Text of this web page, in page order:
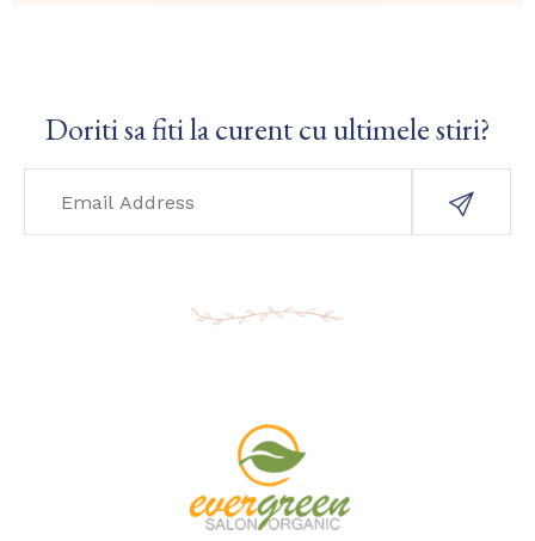
Doriti sa fiti la curent cu ultimele stiri?